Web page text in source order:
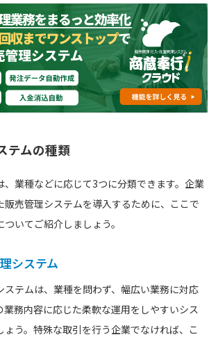
テムの種類
、業種などに応じて3つに分類できます。企業
販売管理システムを導入するために、ここで
いてご紹介しましょう。
システム
ステムは、業種を問わず、幅広い業務に対応
業務内容に応じた柔軟な運用をしやすいシス
ょう。特殊な取引を行う企業でなければ、こ